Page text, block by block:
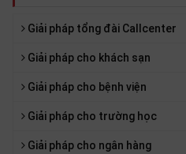
Giải pháp tổng đài Callcenter
Giải pháp cho khách sạn
Giải pháp cho bệnh viện
Giải pháp cho trường học
Giải pháp cho ngân hàng